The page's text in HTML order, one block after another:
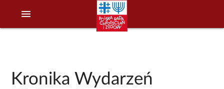
menu
Kronika Wydarzeń